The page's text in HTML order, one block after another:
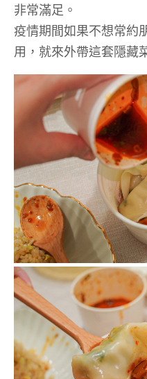
非常滿足。
疫情期間如果不想常約
用，就來外帶這套隱藏